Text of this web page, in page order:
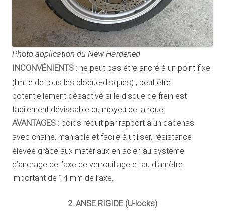
Photo application du New Hardened
INCONVÉNIENTS : ne peut pas être ancré à un point fixe
(limite de tous les bloque-disques) ; peut être
potentiellement désactivé si le disque de frein est
facilement dévissable du moyeu de la roue.
AVANTAGES : poids réduit par rapport à un cadenas
avec chaîne, maniable et facile à utiliser, résistance
élevée grâce aux matériaux en acier, au système
d’ancrage de l’axe de verrouillage et au diamètre
important de 14 mm de l’axe.
2. ANSE RIGIDE (U-locks)